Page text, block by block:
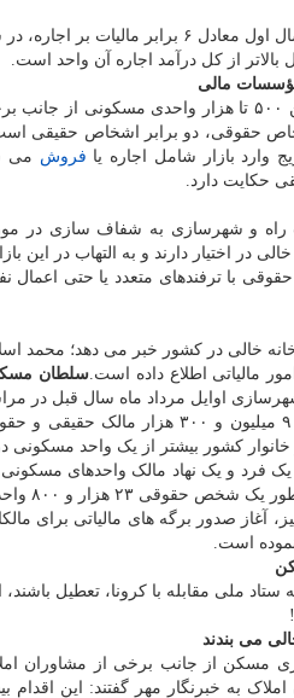
بالاتر از کل درآمد اجاره آن واحد است.
مالی
در حالی که وزیر راه و شهرسازی اخیراً از خالی نگه داشتن
اشخاص حقوقی، دو برابر اشخاص حقیقی
بازار شامل اجاره یا فروش می
حکایت دارد.
راه و شهرسازی به شفاف سازی در
در اختیار دارند و به التهاب در این
با ترفندهای متعدد یا حتی اعمال
نفوس و مسکن ۱۳۹۵ از وجود ۲.۶ میلیون خانه خالی در
سلطان مسکن
اوایل مرداد ماه سال قبل در
و اسکان با حضور وزیر راه و شهرسازی با اشاره به
فرد و یک نهاد مالک واحدهای مسکونی
آغاز صدور برگه های مالیاتی برای
ملی مقابله با کرونا، تعطیل
می بندند
مسکن از جانب برخی از مشاوران
به خبرنگار مهر گفتند: این اقدام